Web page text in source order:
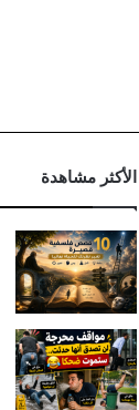
الأكثر مشاهدة